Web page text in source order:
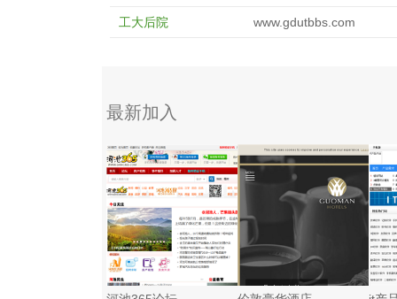
工大后院 www.gdutbbs.com
最新加入